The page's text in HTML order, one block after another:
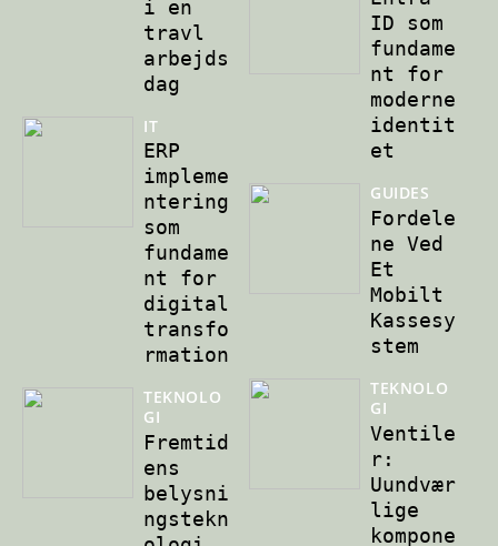
i en
travl
arbejds
dag
IT
ERP
impleme
ntering
som
fundame
nt for
digital
transfo
rmation
TEKNOLO
GI
Fremtid
ens
belysni
ngstekn
ID som
fundame
nt for
moderne
identit
et
GUIDES
Fordele
ne Ved
Et
Mobilt
Kassesy
stem
TEKNOLO
GI
Ventile
r:
Uundvær
lige
kompone